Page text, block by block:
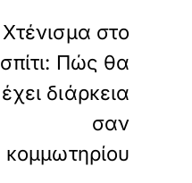
Χτένισμα στο
σπίτι: Πώς θα
έχει διάρκεια
σαν
κομμωτηρίου